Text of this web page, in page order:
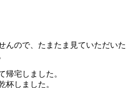
んので、たまたま見ていただいた
帰宅しました。
杯しました。